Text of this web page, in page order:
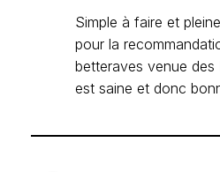
Simple à faire et
pour la
betteraves venue des
est saine et donc